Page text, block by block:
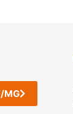
MG